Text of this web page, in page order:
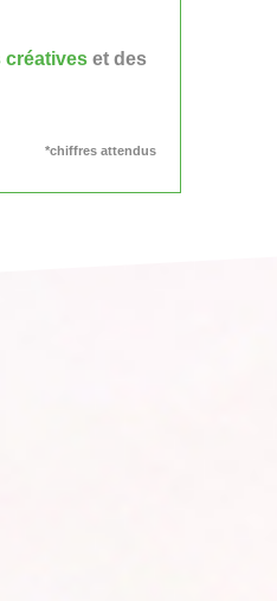
créatives et des
*chiffres attendus